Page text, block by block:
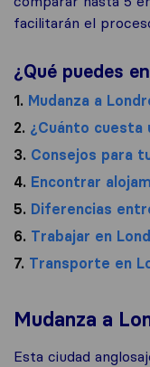
facilitarán el
¿Qué puedes
1. Mudanza a
2. ¿Cuánto cuesta
3. Consejos para
4. Encontrar
5. Diferencias
6. Trabajar en
7. Transporte en
Mudanza a
Esta ciudad